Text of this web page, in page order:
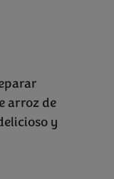
arroz de
y